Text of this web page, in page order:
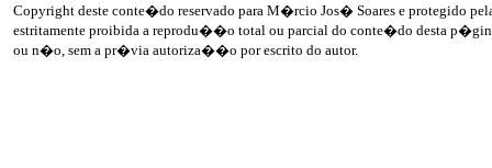
Copyright deste conte�do reservado para M�rcio Jos� Soares e protegido
estritamente proibida a reprodu��o total ou parcial do conte�do desta
ou n�o, sem a pr�via autoriza��o por escrito do autor.